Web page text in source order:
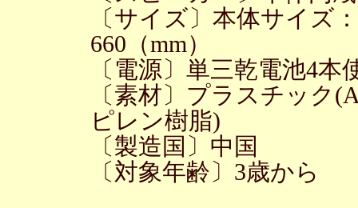
〔サイズ〕本体サイズ
660（mm）
〔電源〕単三乾電池4本
〔素材〕プラスチック
ピレン樹脂)
〔製造国〕中国
〔対象年齢〕3歳から